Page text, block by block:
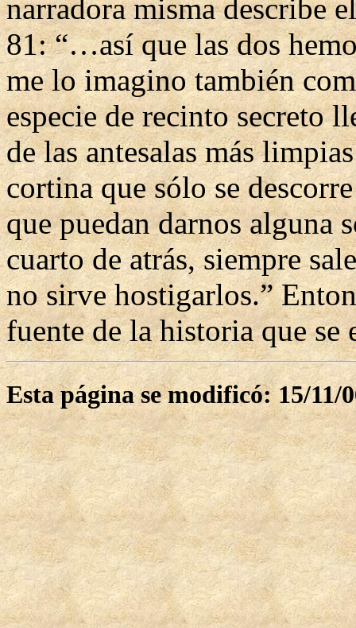
narradora misma describe
81: “…así que las dos
me lo imagino también
especie de recinto secreto
de las antesalas más
cortina que sólo se
que puedan darnos alguna
cuarto de atrás, siempre
no sirve hostigarlos.”
fuente de la historia que se
Esta página se modificó: 15/11/